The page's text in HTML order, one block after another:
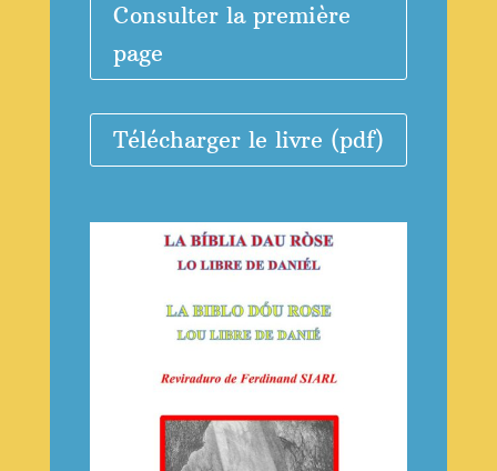
Consulter la première
page
Télécharger le livre (pdf)